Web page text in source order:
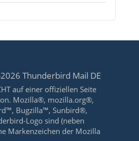
Thunderbird Mail DE
auf einer offiziellen Seite
Mozilla®, mozilla.org®,
Bugzilla™, Sunbird®,
Logo sind (neben
Markenzeichen der Mozilla